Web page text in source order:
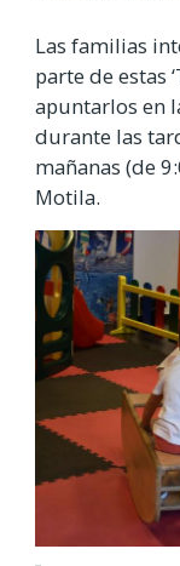
Las familias
parte de estas
apuntarlos en
durante las
mañanas (de
Motila.